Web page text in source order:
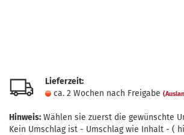
Lieferzeit:
ca. 2 Wochen nach Freigabe
Hinweis: Wählen sie zuerst die gewünschte
Kein Umschlag ist - Umschlag wie Inhalt - (